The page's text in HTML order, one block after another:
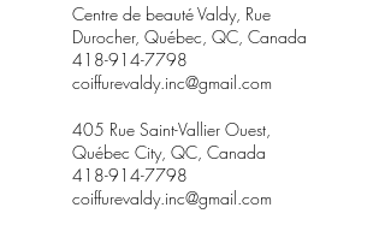
Centre de beauté Valdy, Rue
Durocher, Québec, QC, Canada
418-914-7798
coiffurevaldy.inc@gmail.com
405 Rue Saint-Vallier Ouest,
Québec City, QC, Canada
418-914-7798
coiffurevaldy.inc@gmail.com